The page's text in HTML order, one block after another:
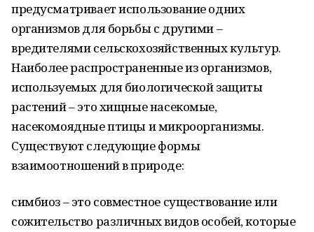
предусматривает использование одних
организмов для борьбы с другими –
вредителями сельскохозяйственных культур.
Наиболее распространенные из организмов,
используемых для биологической защиты
растений – это хищные насекомые,
насекомоядные птицы и микроорганизмы.
Существуют следующие формы
взаимоотношений в природе:
симбиоз – это совместное существование или
сожительство различных видов особей, которые